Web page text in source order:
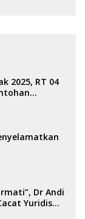
2025, RT 04
Dr Andi
Yuridis